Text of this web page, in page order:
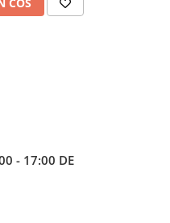
- 17:00 DE